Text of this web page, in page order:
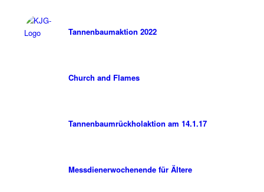
Tannenbaumaktion 2022
Church and Flames
Tannenbaumrückholaktion am 14.1.17
Messdienerwochenende für Ältere